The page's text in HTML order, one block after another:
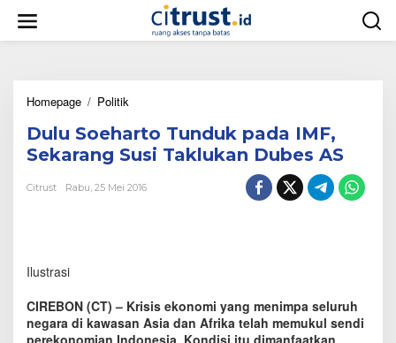
w
Homepage / Politik
l
u
S
o
e
u
n
Dulu Soeharto Tunduk pada IMF,
Sekarang Susi Taklukan Dubes AS
Citrust Rabu, 25 Mei 2016
Ilustrasi
CIREBON (CT) – Krisis ekonomi yang menimpa seluruh
negara di kawasan Asia dan Afrika telah memukul sendi
perekonomian Indonesia. Kondisi itu dimanfaatkan